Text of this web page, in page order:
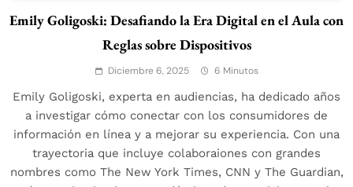
Emily Goligoski: Desafiando la Era Digital en el Aula con
Reglas sobre Dispositivos
Diciembre 6, 2025 6 Minutos
Emily Goligoski, experta en audiencias, ha dedicado años
a investigar cómo conectar con los consumidores de
información en línea y a mejorar su experiencia. Con una
trayectoria que incluye colaboraiones con grandes
nombres como The New York Times, CNN y The Guardian,